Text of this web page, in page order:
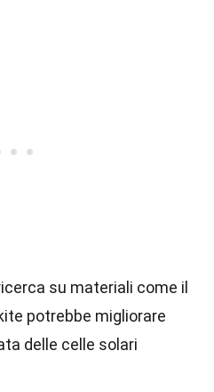
su materiali come il
potrebbe migliorare
delle celle solari